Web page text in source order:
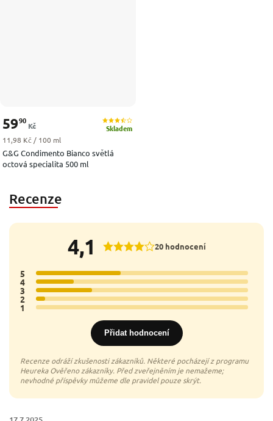
G&G Condimento Bianco světlá
octová specialita 500 ml
Skladem
5990
Kč
Měrná cena:
11,98 Kč / 100 ml
Recenze
4,1 20 hodnocení
5 9x
4 4x
3 6x
2 1x
1 0x
Přidat hodnocení